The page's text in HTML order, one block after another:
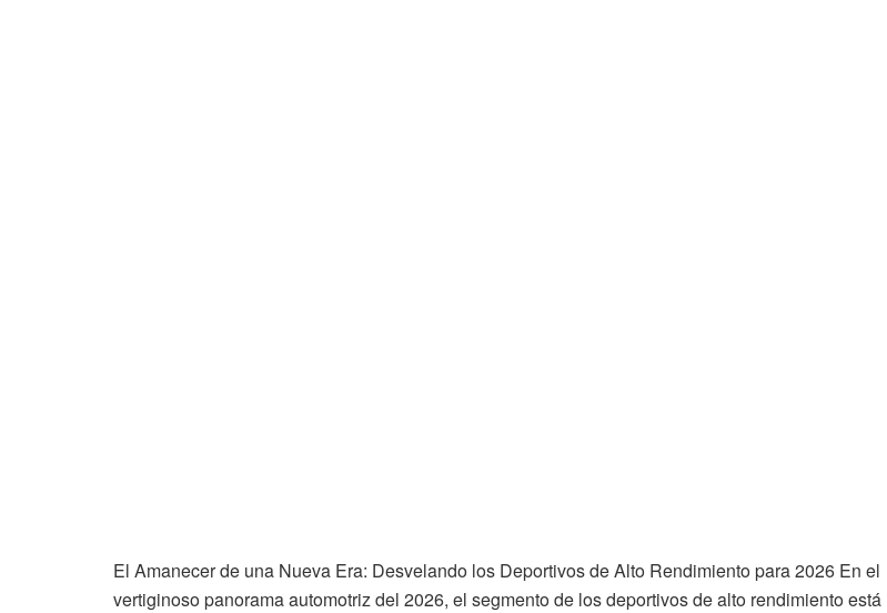
El Amanecer de una Nueva Era: Desvelando los Deportivos de Alto Rendimiento para 2026 En el
vertiginoso panorama automotriz del 2026, el segmento de los deportivos de alto rendimiento está